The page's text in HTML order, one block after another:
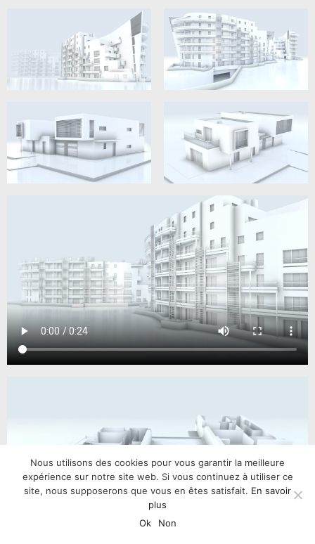
Nous utilisons des cookies pour vous garantir la meilleure
expérience sur notre site web. Si vous continuez à utiliser ce
site, nous supposerons que vous en êtes satisfait. En savoir
plus
Ok
Non